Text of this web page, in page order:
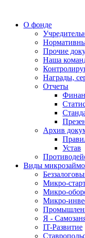
О фонде
Прочие
Наша
Награды,
Отчеты
Архив
Устав
Виды
Микро-
Микро-
Микро-
Я -
IT-Развитие